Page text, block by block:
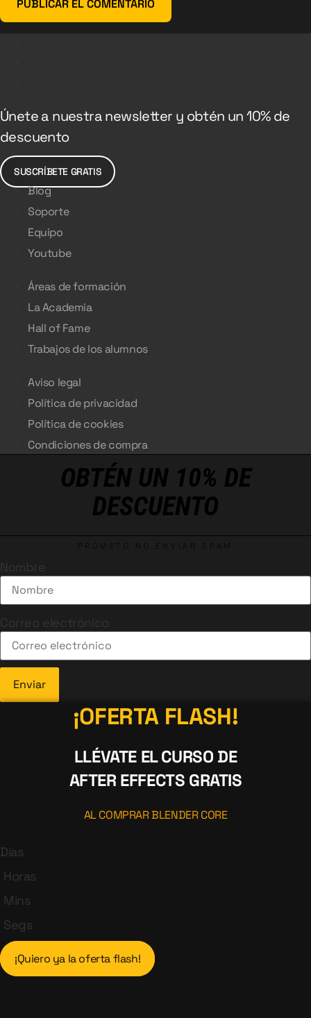
Únete a nuestra newsletter y obtén un 10% de
descuento
SUSCRÍBETE GRATIS
Blog
Soporte
Equipo
Youtube
Áreas de formación
La Academia
Hall of Fame
Trabajos de los alumnos
Aviso legal
Política de privacidad
Política de cookies
Condiciones de compra
OBTÉN UN 10% DE
DESCUENTO
PROMETO NO ENVIAR SPAM
Nombre
Correo electrónico
Enviar
¡OFERTA FLASH!
LLÉVATE EL CURSO DE
AFTER EFFECTS GRATIS
AL COMPRAR BLENDER CORE
Días
Horas
Mins
Segs
¡Quiero ya la oferta flash!​